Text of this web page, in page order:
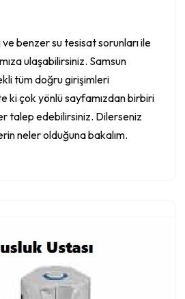
ve benzer su tesisat sorunları ile
ulaşabilirsiniz. Samsun
tüm doğru girişimleri
ki çok yönlü sayfamızdan birbiri
talep edebilirsiniz. Dilerseniz
neler olduğuna bakalım.